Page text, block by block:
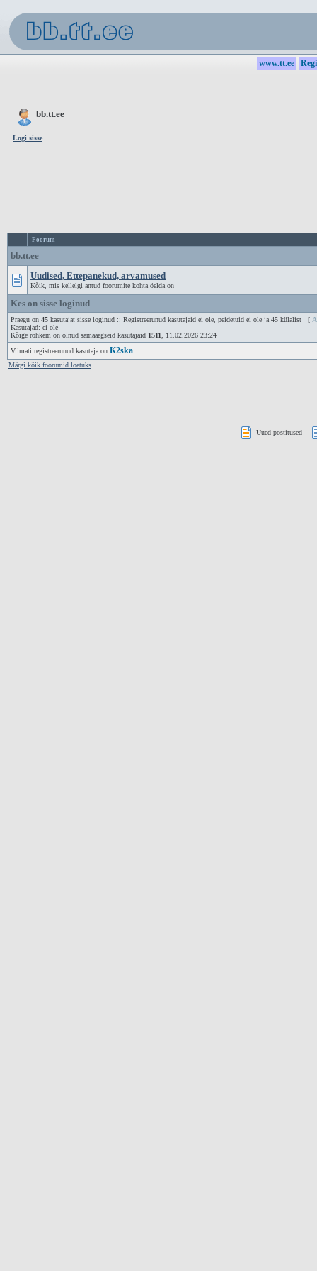
www.tt.ee
bb.tt.ee
Logi sisse
Foorum
bb.tt.ee
Uudised, Ettepanekud, arvamused
Kõik, mis kellelgi antud foorumite kohta öelda on
Kes on sisse loginud
Praegu on 45 kasutajat sisse loginud :: Registreerunud kasutajaid ei ole, peidetuid ei ole ja 45 külalist [
Kasutajad: ei ole
Kõige rohkem on olnud samaaegseid kasutajaid 1511 , 11.02.2026 23:24
Viimati registreerunud kasutaja on K2ska
Märgi kõik foorumid loetuks
Uued postitused